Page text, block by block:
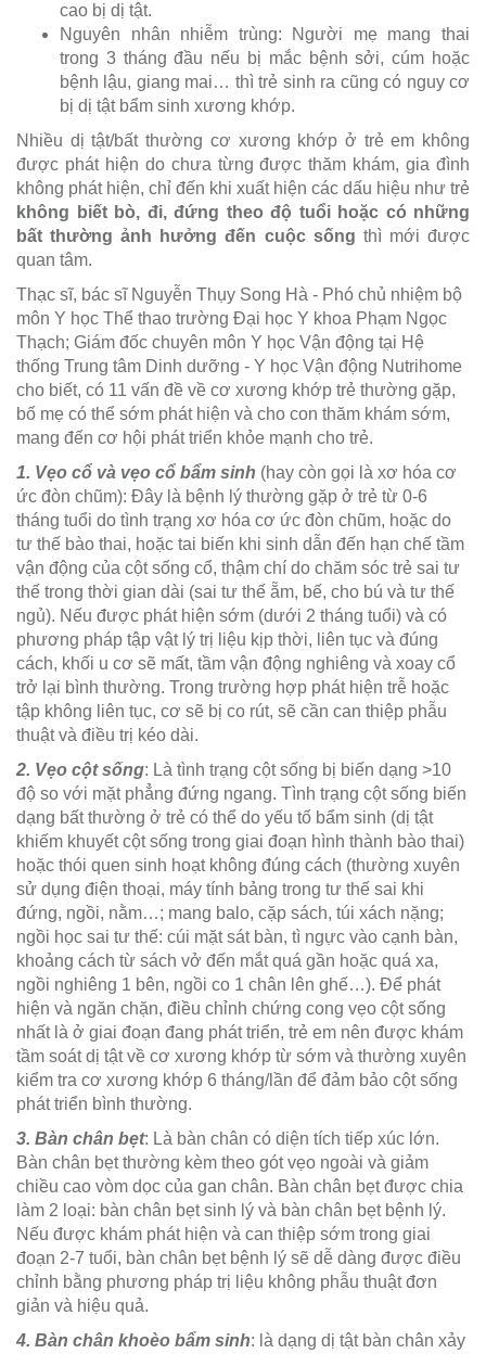
cao bị dị tật.
Nguyên nhân nhiễm trùng: Người mẹ mang thai
trong 3 tháng đầu nếu bị mắc bệnh sởi, cúm hoặc
bệnh lậu, giang mai… thì trẻ sinh ra cũng có nguy cơ
bị dị tật bẩm sinh xương khớp.
Nhiều dị tật/bất thường cơ xương khớp ở trẻ em không
được phát hiện do chưa từng được thăm khám, gia đình
không phát hiện, chỉ đến khi xuất hiện các dấu hiệu như trẻ
không biết bò, đi, đứng theo độ tuổi hoặc có những
bất thường ảnh hưởng đến cuộc sống thì mới được
quan tâm.
Thạc sĩ, bác sĩ Nguyễn Thụy Song Hà - Phó chủ nhiệm bộ
môn Y học Thể thao trường Đại học Y khoa Phạm Ngọc
Thạch; Giám đốc chuyên môn Y học Vận động tại Hệ
thống Trung tâm Dinh dưỡng - Y học Vận động Nutrihome
cho biết, có 11 vấn đề về cơ xương khớp trẻ thường gặp,
bố mẹ có thể sớm phát hiện và cho con thăm khám sớm,
mang đến cơ hội phát triển khỏe mạnh cho trẻ.
1. Vẹo cổ và vẹo cổ bẩm sinh (hay còn gọi là xơ hóa cơ
ức đòn chũm): Đây là bệnh lý thường gặp ở trẻ từ 0-6
tháng tuổi do tình trạng xơ hóa cơ ức đòn chũm, hoặc do
tư thế bào thai, hoặc tai biến khi sinh dẫn đến hạn chế tầm
vận động của cột sống cổ, thậm chí do chăm sóc trẻ sai tư
thế trong thời gian dài (sai tư thế ẵm, bế, cho bú và tư thế
ngủ). Nếu được phát hiện sớm (dưới 2 tháng tuổi) và có
phương pháp tập vật lý trị liệu kịp thời, liên tục và đúng
cách, khối u cơ sẽ mất, tầm vận động nghiêng và xoay cổ
trở lại bình thường. Trong trường hợp phát hiện trễ hoặc
tập không liên tục, cơ sẽ bị co rút, sẽ cần can thiệp phẫu
thuật và điều trị kéo dài.
2. Vẹo cột sống: Là tình trạng cột sống bị biến dạng >10
độ so với mặt phẳng đứng ngang. Tình trạng cột sống biến
dạng bất thường ở trẻ có thể do yếu tố bẩm sinh (dị tật
khiếm khuyết cột sống trong giai đoạn hình thành bào thai)
hoặc thói quen sinh hoạt không đúng cách (thường xuyên
sử dụng điện thoại, máy tính bảng trong tư thế sai khi
đứng, ngồi, nằm…; mang balo, cặp sách, túi xách nặng;
ngồi học sai tư thế: cúi mặt sát bàn, tì ngực vào cạnh bàn,
khoảng cách từ sách vở đến mắt quá gần hoặc quá xa,
ngồi nghiêng 1 bên, ngồi co 1 chân lên ghế…). Để phát
hiện và ngăn chặn, điều chỉnh chứng cong vẹo cột sống
nhất là ở giai đoạn đang phát triển, trẻ em nên được khám
tầm soát dị tật về cơ xương khớp từ sớm và thường xuyên
kiểm tra cơ xương khớp 6 tháng/lần để đảm bảo cột sống
phát triển bình thường.
3. Bàn chân bẹt: Là bàn chân có diện tích tiếp xúc lớn.
Bàn chân bẹt thường kèm theo gót vẹo ngoài và giảm
chiều cao vòm dọc của gan chân. Bàn chân bẹt được chia
làm 2 loại: bàn chân bẹt sinh lý và bàn chân bẹt bệnh lý.
Nếu được khám phát hiện và can thiệp sớm trong giai
đoạn 2-7 tuổi, bàn chân bẹt bệnh lý sẽ dễ dàng được điều
chỉnh bằng phương pháp trị liệu không phẫu thuật đơn
giản và hiệu quả.
4. Bàn chân khoèo bẩm sinh: là dạng dị tật bàn chân xảy